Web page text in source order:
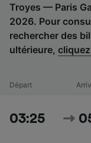
Troyes — Paris
2026. Pour
rechercher des
ultérieure,
Départ
03:25